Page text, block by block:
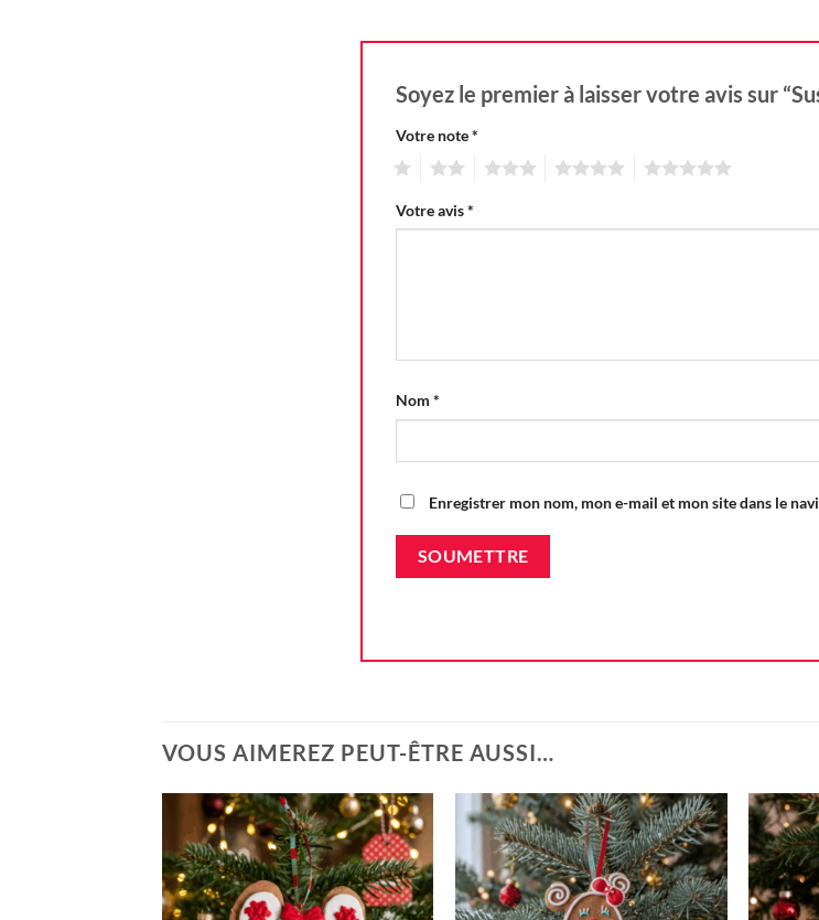
Soyez le premier à laisser votre avis sur
Votre note*
Votre avis*
Nom *
Enregistrer mon nom, mon e-mail et mon site dans le
VOUS AIMEREZ PEUT-ÊTRE AUSSI…
Ajouter
à la liste
d'envie
Ajouter
à la liste
d'envie